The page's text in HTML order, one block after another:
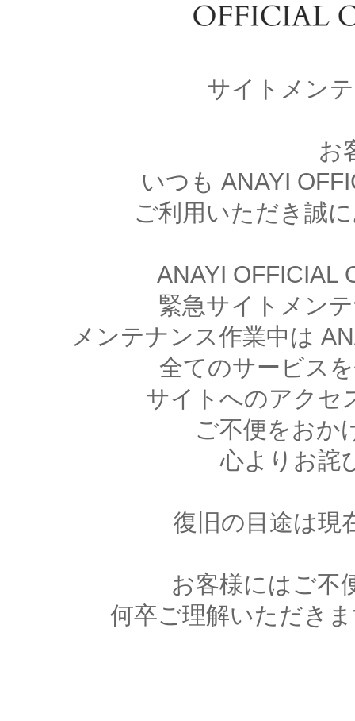
サイトメン
お
いつも ANAYI
ご利用いただき誠
ANAYI OFFICIAL
緊急サイトメン
メンテナンス作業中は
全てのサービス
サイトへのアクセ
ご不便をおか
心よりお詫
復旧の目途は現
お客様にはご不
何卒ご理解いただき